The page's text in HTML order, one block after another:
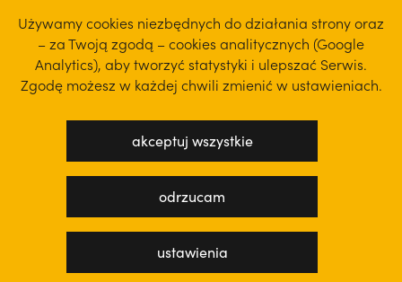
regulamin serwisu
Używamy cookies niezbędnych do działania strony oraz
– za Twoją zgodą – cookies analitycznych (Google
Analytics), abytworzyć statystyki i ulepszać Serwis.
Zgodę możesz w każdej chwili zmienić w ustawieniach.
akceptuj wszystkie
odrzucam
ustawienia